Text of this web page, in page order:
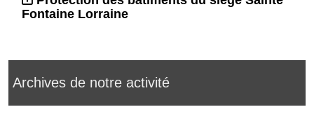
Fontaine Lorraine
Archives de notre activité